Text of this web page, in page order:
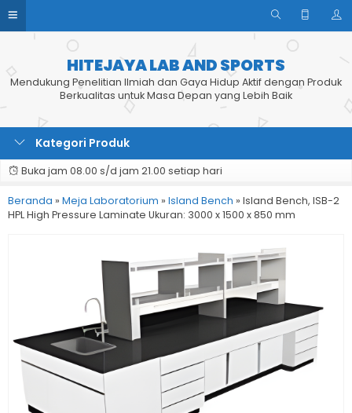
HITEJAYA LAB AND SPORTS
Mendukung Penelitian Ilmiah dan Gaya Hidup Aktif dengan Produk
Berkualitas untuk Masa Depan yang Lebih Baik
Kategori Produk
Buka jam 08.00 s/d jam 21.00 setiap hari
Beranda » Meja Laboratorium » Island Bench » Island Bench, ISB-2
HPL High Pressure Laminate Ukuran: 3000 x 1500 x 850 mm